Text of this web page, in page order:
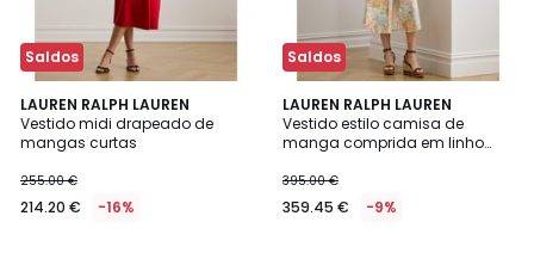
Saldos
LAUREN RALPH LAUREN
Vestido midi drapeado de
mangas curtas
255.00 €
214.20 € -16%
Saldos
LAUREN RALPH LAUREN
Vestido estilo camisa de
manga comprida em linho
395.00 €
359.45 € -9%
5
/
5